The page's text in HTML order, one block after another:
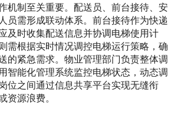
机制至关重要。配送员、前台接待、安
员需形成联动体系。前台接待作为快递
及时收集配送信息并协调电梯使用计
需根据实时情况调控电梯运行策略，确
的紧急需求。物业管理部门负责整体调
智能化管理系统监控电梯状态，动态调
位之间通过信息共享平台实现无缝衔
资源浪费。